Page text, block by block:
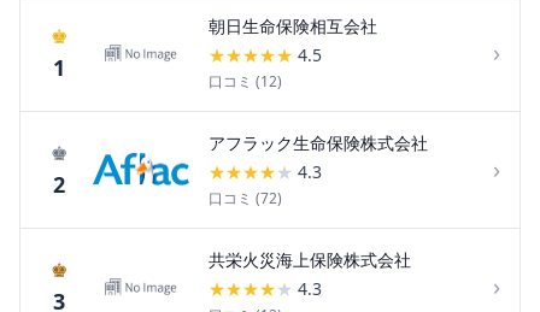
♚
1
朝日生命保険相互会社
★★★★★ 4.5
口コミ (12)
›
♚
2
アフラック生命保険株式会社
★★★★★ 4.3
口コミ (72)
›
♚
3
共栄火災海上保険株式会社
★★★★★ 4.3 ›